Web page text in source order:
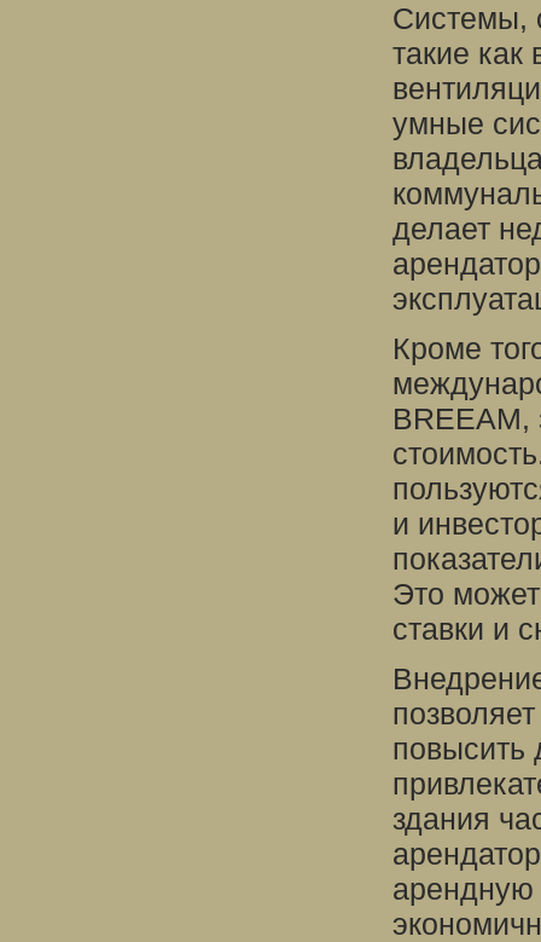
Системы,
такие
умные
делает
Кроме
BREEAM,
и
Это
ставки и
повысить
здания
арендную